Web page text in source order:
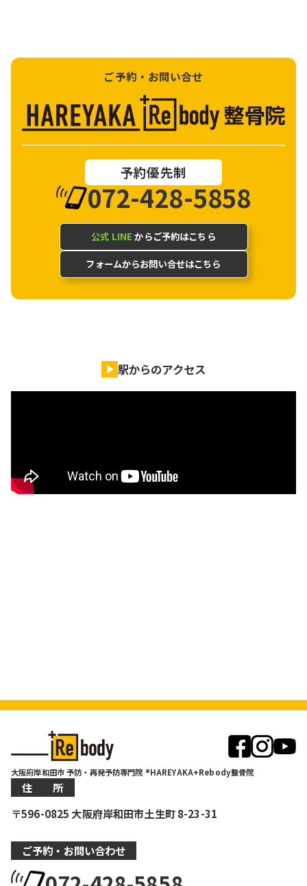
ご予約・お問い合せ
予約優先制
072-428-5858
公式 LINE からご予約はこちら
フォームからお問い合せはこちら
駅からのアクセス
大阪府岸和田市 予防・再発予防専門院 ®HAREYAKA+Rebody整骨院
住 所
〒596-0825 大阪府岸和田市土生町 8-23-31
ご予約・お問い合わせ